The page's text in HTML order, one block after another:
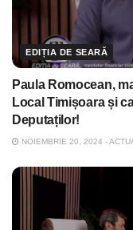
EDIȚIA DE SEARĂ
Paula Romocean,
Local Timișoara și
Deputaților!
NOIEMBRIE 20, 2024 -